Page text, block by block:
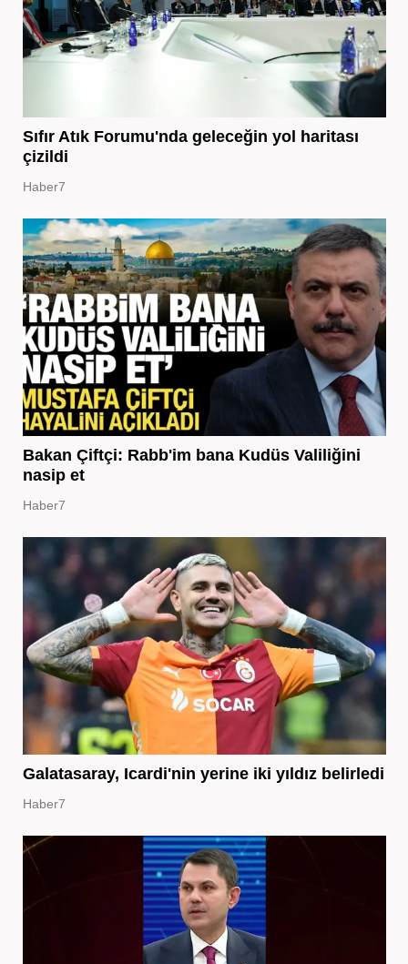
Sıfır Atık Forumu'nda geleceğin yol haritası
çizildi
Haber7
Bakan Çiftçi: Rabb'im bana Kudüs Valiliğini
nasip et
Haber7
Galatasaray, Icardi'nin yerine iki yıldız belirledi
Haber7